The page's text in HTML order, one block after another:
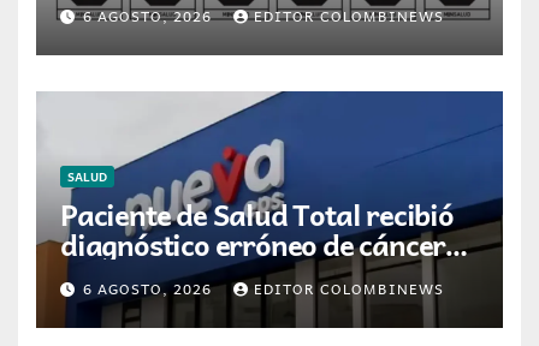
medicamentos en Colombia
6 AGOSTO, 2026 EDITOR COLOMBINEWS
SALUD
Paciente de Salud Total recibió
diagnóstico erróneo de cáncer
por resultados de otra persona
6 AGOSTO, 2026 EDITOR COLOMBINEWS